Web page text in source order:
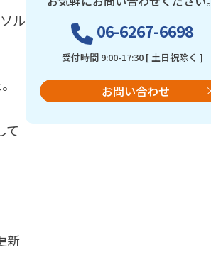
ル
て
新
06-6267-6698
受付時間 9:00-17:30 [ 土日祝除く ]
お問い合わせ